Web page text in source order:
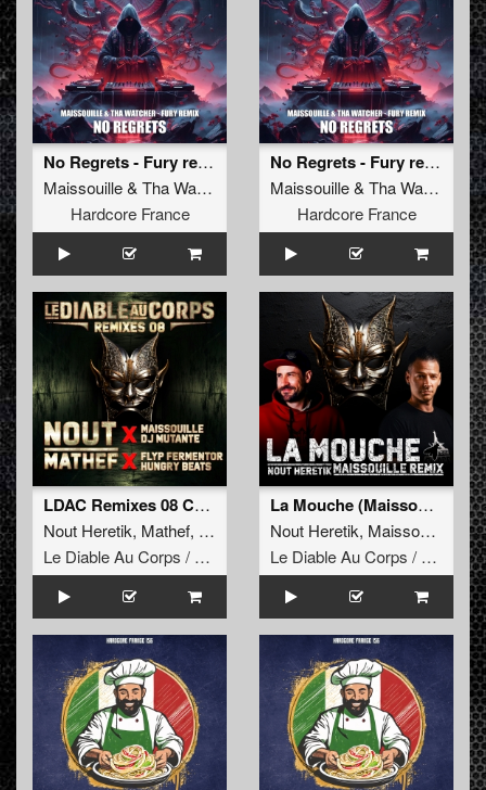
No Regrets - Fury remix (Extended mix)
Maissouille& Tha Watcher
Hardcore France
No Regrets - Fury remix (radio edit)
Maissouille& Tha Watcher
Hardcore France
LDAC Remixes 08 Compilation
Nout Heretik, Mathef, Maissouille,Hungry Beats,Dj Mutante ,
Le Diable Au Corps / Remixes
La Mouche (Maissouille Remix) [Extended Edit]
Nout Heretik, Maissouille
Le Diable Au Corps / Remixes